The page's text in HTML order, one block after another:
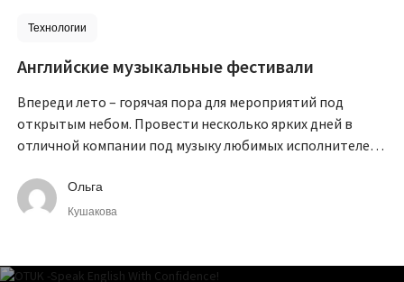
Технологии
Английские музыкальные фестивали
Впереди лето – горячая пора для мероприятий под
открытым небом. Провести несколько ярких дней в
отличной компании под музыку любимых исполнителей
фестивалей.
Ольга
Кушакова